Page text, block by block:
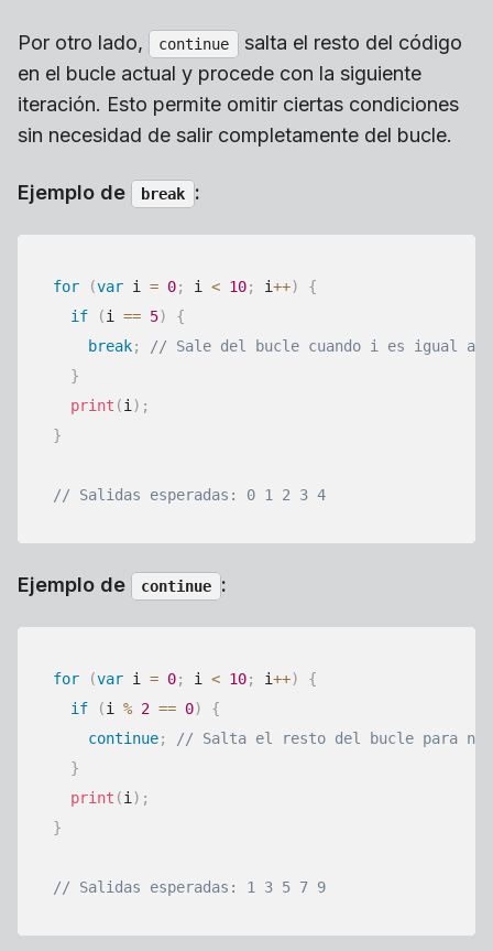
Por otro lado, continue
salta el resto del código
en el bucle actual y procede con la siguiente
iteración. Esto permite omitir ciertas condiciones
sin necesidad de salir completamente del bucle.
Ejemplo de break :
for (var i = 0; i < 10; i++)
{
if
(i == 5)
{
break;
// Sale del bucle cuando i es igual a
}
print (i) ;
}
// Salidas esperadas: 0 1 2 3 4
Ejemplo de continue :
for (var i = 0; i < 10; i++)
{
if
(i % 2 == 0)
{
continue;
// Salta el resto del bucle para
}
print (i) ;
}
// Salidas esperadas: 1 3 5 7 9